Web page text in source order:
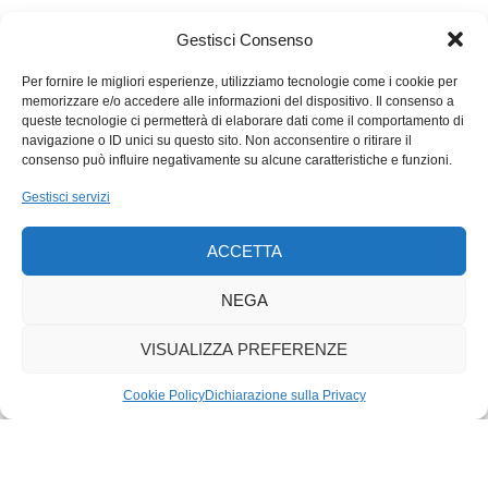
Gestisci Consenso
Per fornire le migliori esperienze, utilizziamo tecnologie come i cookie per
memorizzare e/o accedere alle informazioni del dispositivo. Il consenso a
queste tecnologie ci permetterà di elaborare dati come il comportamento di
navigazione o ID unici su questo sito. Non acconsentire o ritirare il
consenso può influire negativamente su alcune caratteristiche e funzioni.
Gestisci servizi
ACCETTA
NEGA
VISUALIZZA PREFERENZE
Cookie PolicyDichiarazione sulla Privacy
rami nei quali il peso delle singole attività è cambiato. Per
esempio, per restare al settore dei servizi, il ramo trasporti e
comunicazioni. Fino quasi alla fine del secolo, la quota
maggiore dell’occupazione in questo ramo era nelle attività di
digitalizzazione ha quindi conseguenze importanti sulla
domanda di lavoro e sul tasso di occupazione.
negativi importanti sull’occupazione e che, dopo il digitale,